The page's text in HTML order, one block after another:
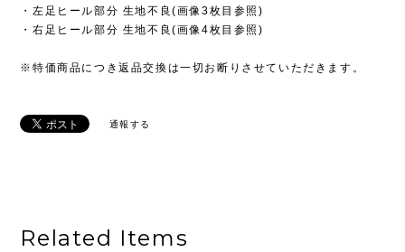
・左足ヒール部分 生地不良(画像3枚目参照)
・右足ヒール部分 生地不良(画像4枚目参照)
※特価商品につき返品交換は一切お断りさせていただきます。
通報する
Related Items